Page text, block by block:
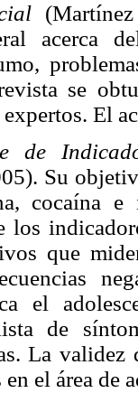
acerca
se
El
de
Su
cocaína
los
que
el
de
La
en el área de